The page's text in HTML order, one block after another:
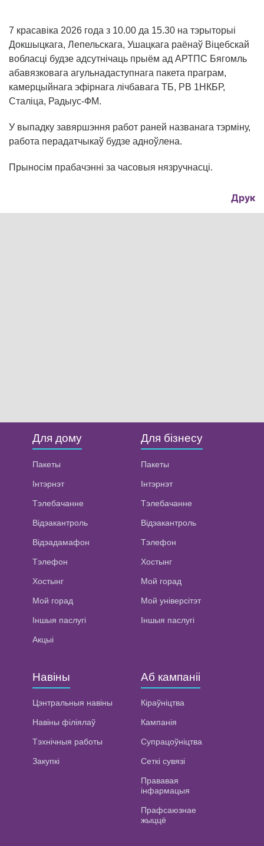
7 красавіка 2026 года з 10.00 да 15.30 на тэрыторыі
Докшыцкага, Лепельскага, Ушацкага раёнаў Віцебскай
вобласці будзе адсутнічаць прыём ад АРТПС Бягомль
абавязковага агульнадаступнага пакета праграм,
камерцыйнага эфірнага лічбавага ТБ, РВ 1НКБР,
Сталіца, Радыус-ФМ.
У выпадку завяршэння работ раней названага тэрміну,
работа перадатчыкаў будзе адноўлена.
Прыносім прабачэнні за часовыя нязручнасці.
Друк
Для дому
Пакеты
Інтэрнэт
Тэлебачанне
Відэакантроль
Відэадамафон
Тэлефон
Хостынг
Мой горад
Іншыя паслугі
Акцыі
Для бізнесу
Пакеты
Інтэрнэт
Тэлебачанне
Відэакантроль
Тэлефон
Хостынг
Мой горад
Мой універсітэт
Іншыя паслугі
Навіны
Цэнтральныя навіны
Навіны філіялаў
Тэхнічныя работы
Закупкі
Аб кампаніі
Кіраўніцтва
Кампанія
Супрацоўніцтва
Сеткі сувязі
Прававая
інфармацыя
Прафсаюзнае
жыццё